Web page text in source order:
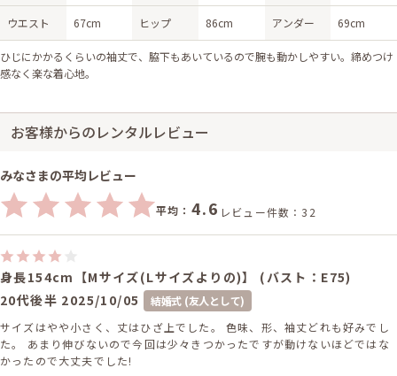
ウエスト 67cm ヒップ 86cm アンダー 69cm
ひじにかかるくらいの袖丈で、脇下もあいているので腕も動かしやすい。締めつけ
感なく楽な着心地。
お客様からのレンタルレビュー
みなさまの平均レビュー
平均： 4.6 レビュー件数：32
身長154cm【Mサイズ(Lサイズよりの)】 (バスト：E75)
20代後半 2025/10/05
結婚式 (友人として)
サイズはやや小さく、丈はひざ上でした。 色味、形、袖丈どれも好みでし
た。 あまり伸びないので今回は少々きつかったですが動けないほどではな
かったので大丈夫でした!